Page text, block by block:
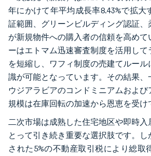
年にかけて年平均成長率8.43%で拡大
証範囲、グリーンビルディング認証、
が新規物件への購入者の信頼を高め
ーはエトマム迅速審査制度を活用し
を短縮し、ワフィ制度の売建てルー
識が可能となっています。その結果、
ウジアラビアのコンドミニアムおよ
規模は在庫回転の加速から恩恵を受け
二次市場は成熟した住宅地区や即時入
とって引き続き重要な選択肢です。し
された5%の不動産取引税により総取